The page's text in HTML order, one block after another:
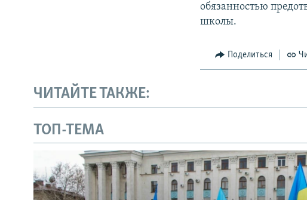
обязанностью
школы.
Поделиться
ЧИТАЙТЕ ТАКЖЕ:
ТОП-ТЕМА